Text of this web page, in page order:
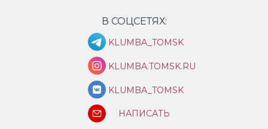
В СОЦСЕТЯХ:
KLUMBA_TOMSK
KLUMBA.TOMSK.RU
KLUMBA_TOMSK
НАПИСАТЬ